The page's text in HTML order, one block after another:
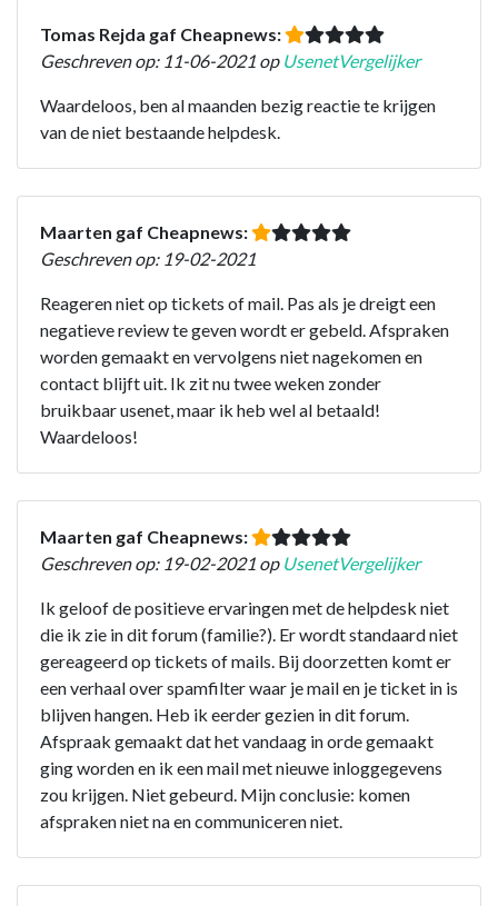
Tomas Rejda gaf Cheapnews:
Geschreven op: 11-06-2021 op UsenetVergelijker
Waardeloos, ben al maanden bezig reactie te krijgen
van de niet bestaande helpdesk.
Maarten gaf Cheapnews:
Geschreven op: 19-02-2021
Reageren niet op tickets of mail. Pas als je dreigt een
negatieve review te geven wordt er gebeld. Afspraken
worden gemaakt en vervolgens niet nagekomen en
contact blijft uit. Ik zit nu twee weken zonder
bruikbaar usenet, maar ik heb wel al betaald!
Waardeloos!
Maarten gaf Cheapnews:
Geschreven op: 19-02-2021 op UsenetVergelijker
Ik geloof de positieve ervaringen met de helpdesk niet
die ik zie in dit forum (familie?). Er wordt standaard niet
gereageerd op tickets of mails. Bij doorzetten komt er
een verhaal over spamfilter waar je mail en je ticket in is
blijven hangen. Heb ik eerder gezien in dit forum.
Afspraak gemaakt dat het vandaag in orde gemaakt
ging worden en ik een mail met nieuwe inloggegevens
zou krijgen. Niet gebeurd. Mijn conclusie: komen
afspraken niet na en communiceren niet.